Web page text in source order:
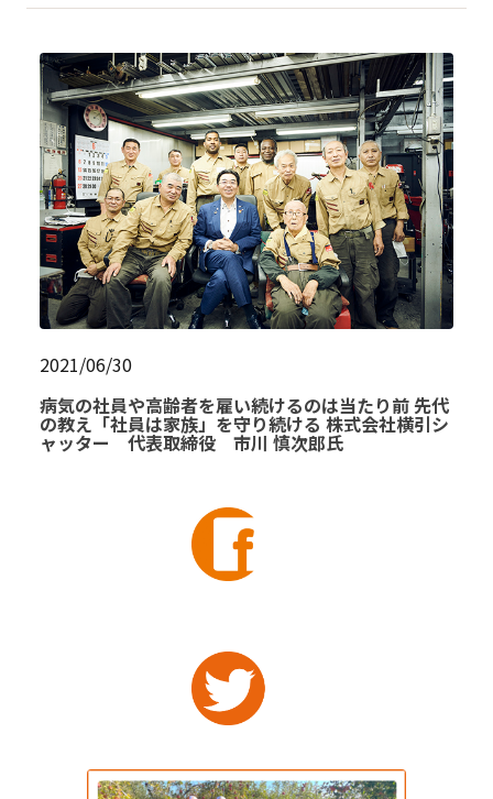
2021/06/30
病気の社員や高齢者を雇い続けるのは当たり前 先代
の教え「社員は家族」を守り続ける 株式会社横引シ
ャッター 代表取締役 市川 慎次郎氏